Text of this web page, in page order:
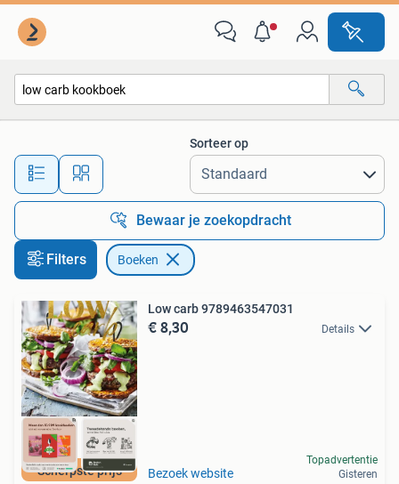
Alle afstanden…
Sorteer op
Bewaar je zoekopdracht
Filters Boeken
Scherpste prijs
Low carb 9789463547031
€ 8,30 Details
Bezoek website
Topadvertentie
Gisteren